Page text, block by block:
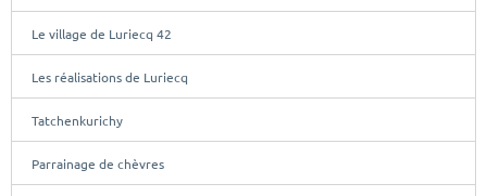
Le village de Luriecq 42
Les réalisations de Luriecq
Tatchenkurichy
Parrainage de chèvres